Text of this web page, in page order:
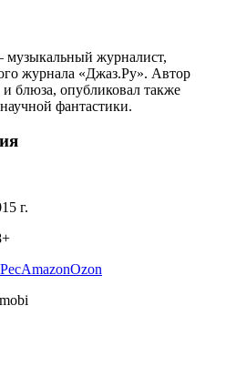
журналист,
журнала «Джаз.Ру». Автор
блюза, опубликовал также
фантастики.
г.
+
AmazonOzon